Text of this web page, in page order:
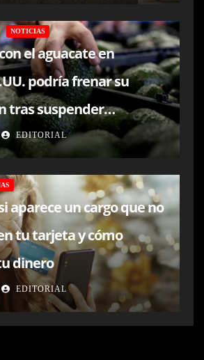
NOTICIAS
el aguacate en
podría frenar su
tras suspender
en Michoacán
EDITORIAL
aparece un cargo que no
tu tarjeta y cómo
dinero
EDITORIAL